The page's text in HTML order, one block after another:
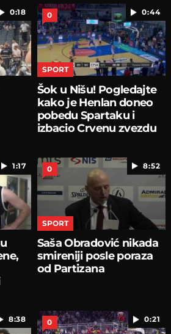
0:18 0:44
0
SPORT
Šok u Nišu! Pogledajte
kako je Henlan doneo
pobedu Spartaku i
izbacio Crvenu zvezdu
1:17 8:52
0
SPORT
Saša Obradović nikada
smireniji posle poraza
od Partizana
8:38 0:21
0